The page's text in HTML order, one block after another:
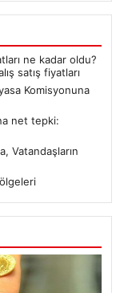
ne kadar oldu?
satış fiyatları
Komisyonuna
net tepki:
Vatandaşların